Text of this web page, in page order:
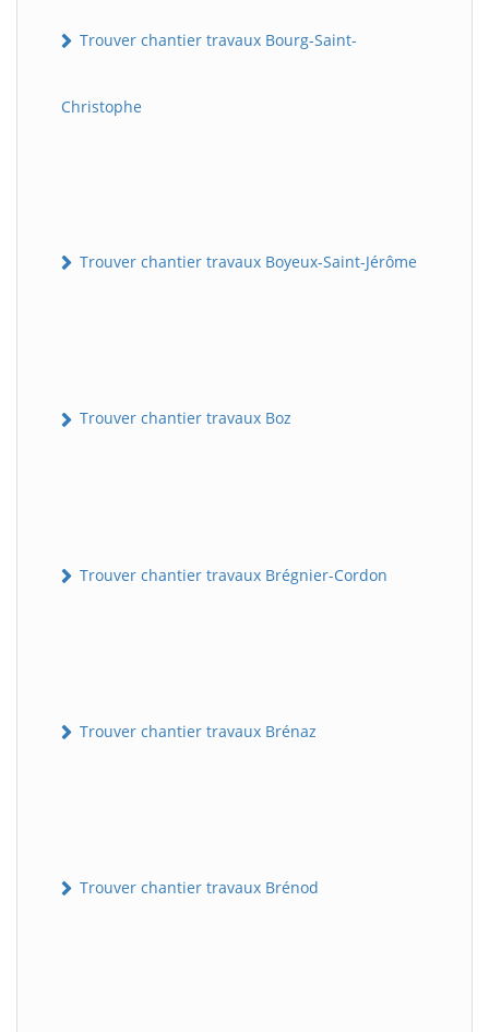
Trouver chantier travaux Bourg-Saint-
Christophe
Trouver chantier travaux Boyeux-Saint-Jérôme
Trouver chantier travaux Boz
Trouver chantier travaux Brégnier-Cordon
Trouver chantier travaux Brénaz
Trouver chantier travaux Brénod